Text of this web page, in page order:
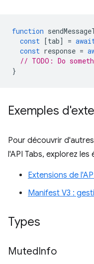
function
const [tab] =
const response =
// TODO: Do
}
Exemples
Pour découvrir
l'API Tabs, explorez les
Extensions de
Manifest V3 :
Types
MutedInfo